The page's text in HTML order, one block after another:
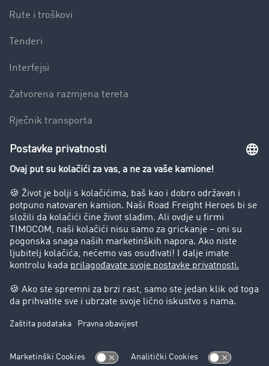
Rute i troškovi
Tenderi
Interfejsi
Zatvorena razmjena tereta
Rječnik transporta
Preduzeće
Success Stories
Korisnici preporučuju korisnike
Blog
Zabrane vožnje za kamione
Pravni
Impresum